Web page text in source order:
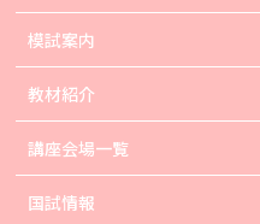
模試案内
教材紹介
講座会場一覧
国試情報